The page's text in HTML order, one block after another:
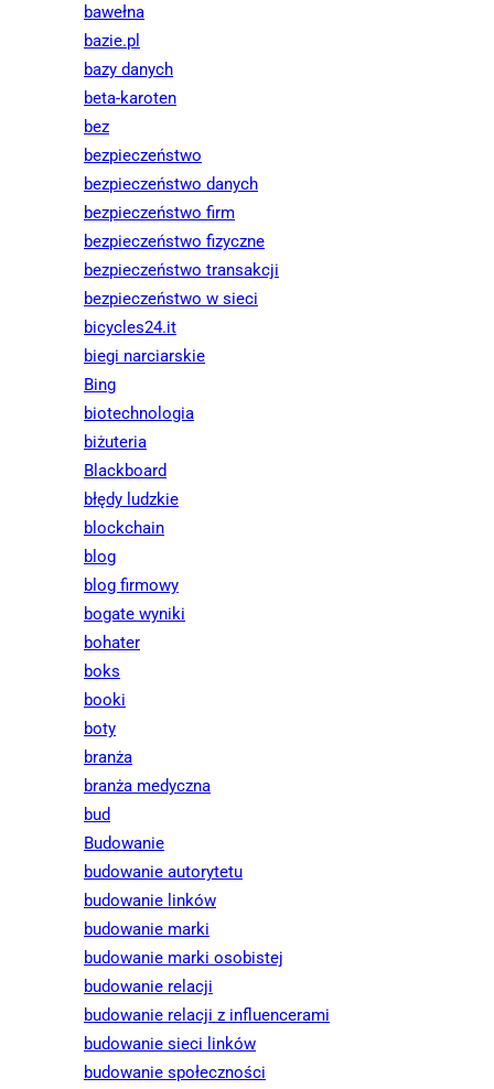
bawełna
bazie.pl
bazy danych
beta-karoten
bez
bezpieczeństwo
bezpieczeństwo danych
bezpieczeństwo firm
bezpieczeństwo fizyczne
bezpieczeństwo transakcji
bezpieczeństwo w sieci
bicycles24.it
biegi narciarskie
Bing
biotechnologia
biżuteria
Blackboard
błędy ludzkie
blockchain
blog
blog firmowy
bogate wyniki
bohater
boks
booki
boty
branża
branża medyczna
bud
Budowanie
budowanie autorytetu
budowanie linków
budowanie marki
budowanie marki osobistej
budowanie relacji
budowanie relacji z influencerami
budowanie sieci linków
budowanie społeczności